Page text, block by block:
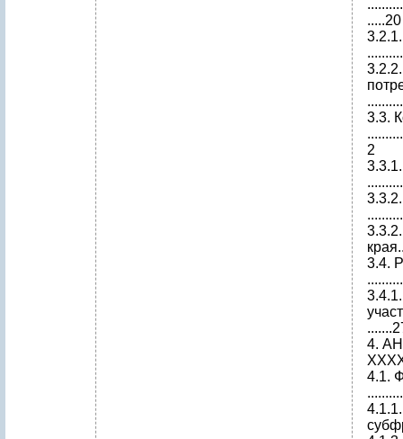
.....20
3.3.
2
3.4.
4.
4.1.